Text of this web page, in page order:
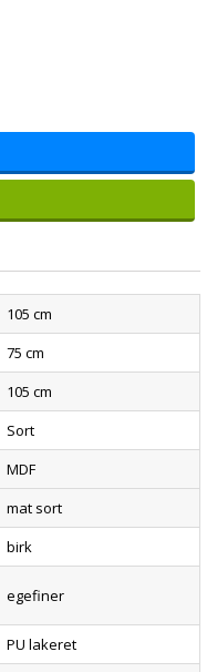
105 cm
75 cm
105 cm
Sort
MDF
mat sort
birk
egefiner
PU lakeret